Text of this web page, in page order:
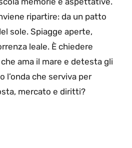
ripartire: da un patto
sole. Spiagge aperte,
leale. È chiedere
ama il mare e detesta gli
l’onda che serviva per
mercato e diritti?